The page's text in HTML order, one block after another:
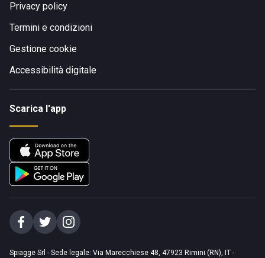
Privacy policy
Termini e condizioni
Gestione cookie
Accessibilità digitale
Scarica l'app
Spiagge Srl - Sede legale: Via Marecchiese 48, 47923 Rimini (RN), IT -